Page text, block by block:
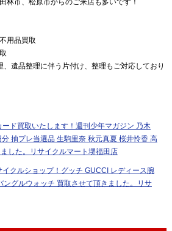
用品買取
、遺品整理に伴う片付け、整理もご対応しており
ード買取いたします！週刊少年マガジン 乃木
抽プレ当選品 生駒里奈 秋元真夏 桜井怜香 高
した。リサイクルマート堺福田店
イクルショップ！グッチ GUCCI レディース腕
ングルウォッチ 買取させて頂きました。リサ